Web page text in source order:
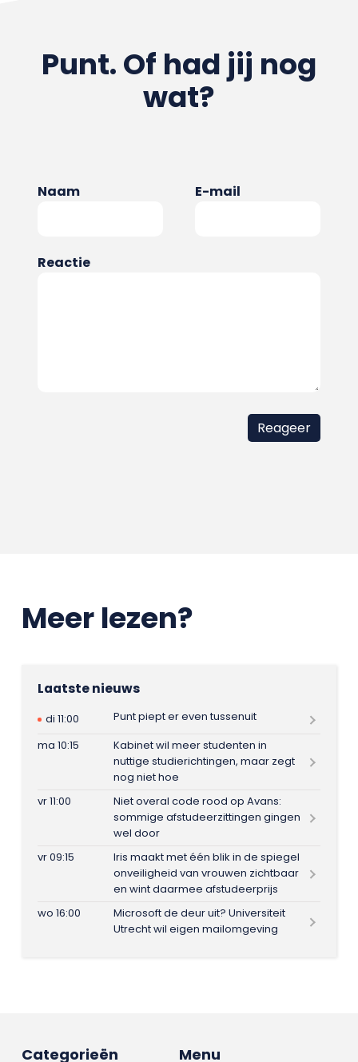
Punt. Of had jij nog
wat?
Naam E-mail
Reactie
Meer lezen?
Laatste nieuws
di 11:00
Punt piept er even tussenuit
ma 10:15
Kabinet wil meer studenten in
nuttige studierichtingen, maar zegt
nog niet hoe
vr 11:00
Niet overal code rood op Avans:
sommige afstudeerzittingen gingen
wel door
vr 09:15
Iris maakt met één blik in de spiegel
onveiligheid van vrouwen zichtbaar
en wint daarmee afstudeerprijs
wo 16:00
Microsoft de deur uit? Universiteit
Utrecht wil eigen mailomgeving
Menu
Categorieën